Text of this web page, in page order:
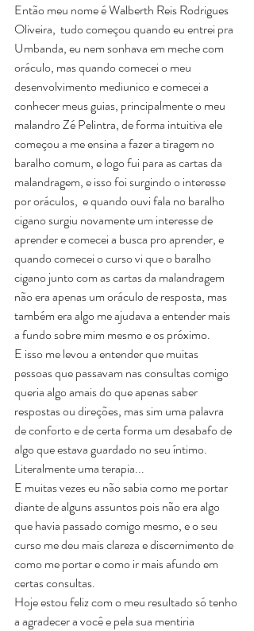
Então meu nome é Walberth Reis Rodrigues
Oliveira,  tudo começou quando eu entrei pra
Umbanda, eu nem sonhava em meche com
oráculo, mas quando comecei o meu
desenvolvimento mediunico e comecei a
conhecer meus guias, principalmente o meu
malandro Zé Pelintra, de forma intuitiva ele
começou a me ensina a fazer a tiragem no
baralho comum, e logo fui para as cartas da
malandragem, e isso foi surgindo o interesse
por oráculos,  e quando ouvi fala no baralho
cigano surgiu novamente um interesse de
aprender e comecei a busca pro aprender, e
quando comecei o curso vi que o baralho
cigano junto com as cartas da malandragem
não era apenas um oráculo de resposta, mas
também era algo me ajudava a entender mais
a fundo sobre mim mesmo e os próximo.
E isso me levou a entender que muitas
pessoas que passavam nas consultas comigo
queria algo amais do que apenas saber
respostas ou direções, mas sim uma palavra
de conforto e de certa forma um desabafo de
algo que estava guardado no seu íntimo.
Literalmente uma terapia...
E muitas vezes eu não sabia como me portar
diante de alguns assuntos pois não era algo
que havia passado comigo mesmo, e o seu
curso me deu mais clareza e discernimento de
como me portar e como ir mais afundo em
certas consultas.
Hoje estou feliz com o meu resultado só tenho
a agradecer a você e pela sua mentiria